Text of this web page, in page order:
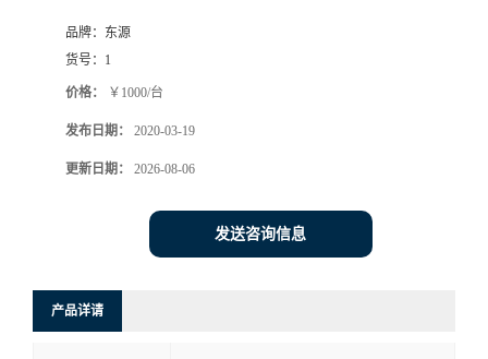
品牌： 东源
货号： 1
价格： ￥1000/台
发布日期： 2020-03-19
更新日期： 2026-08-06
发送咨询信息
产品详请